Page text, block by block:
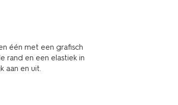
één met een grafisch
rand en een elastiek in
aan en uit.